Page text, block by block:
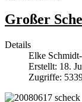
Großer
Details
Elke
Erstellt: 18.
Zugriffe: